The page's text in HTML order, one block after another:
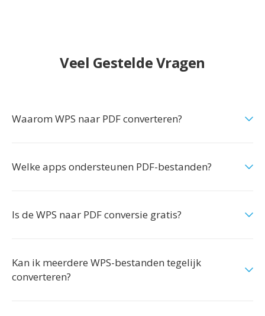
Veel Gestelde Vragen
Waarom WPS naar PDF converteren?
Welke apps ondersteunen PDF-bestanden?
Is de WPS naar PDF conversie gratis?
Kan ik meerdere WPS-bestanden tegelijk
converteren?